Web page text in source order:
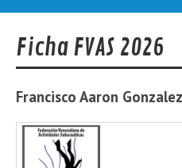
Ficha FVAS 2026
Francisco Aaron